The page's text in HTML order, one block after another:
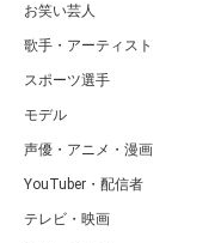
お笑い芸人
歌手・アーティスト
スポーツ選手
モデル
声優・アニメ・漫画
YouTuber・配信者
テレビ・映画